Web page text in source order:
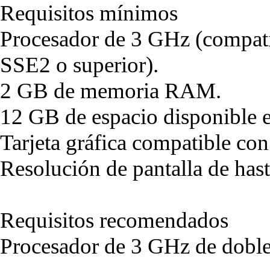
Requisitos mínimos
Procesador de 3 GHz
SSE2 o superior).
2 GB de memoria RAM.
12 GB de espacio disponible
Tarjeta gráfica compatible
Resolución de pantalla de
Requisitos recomendados
Procesador de 3 GHz de